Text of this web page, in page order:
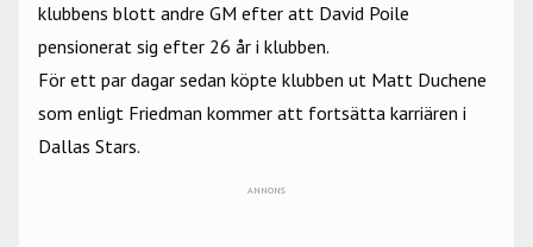
klubbens blott andre GM efter att David Poile
pensionerat sig efter 26 år i klubben.
För ett par dagar sedan köpte klubben ut Matt Duchene
som enligt Friedman kommer att fortsätta karriären i
Dallas Stars.
ANNONS